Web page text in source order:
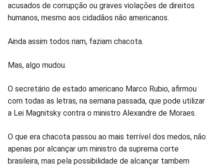
acusados de corrupção ou graves violações de direitos
humanos, mesmo aos cidadãos não americanos.
Ainda assim todos riam, faziam chacota.
Mas, algo mudou.
O secretário de estado americano Marco Rubio, afirmou
com todas as letras, na semana passada, que pode utilizar
a Lei Magnitsky contra o ministro Alexandre de Moraes.
O que era chacota passou ao mais terrível dos medos, não
apenas por alcançar um ministro da suprema corte
brasileira, mas pela possibilidade de alcançar tambem